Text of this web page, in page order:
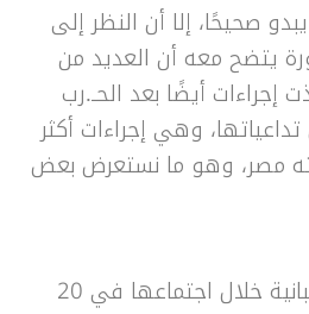
صحيحًا، إلا أن النظر إلى
يتضح معه أن العديد من
إجراءات أيضًا بعد الحـ.رب
وهي إجراءات أكثر
مصر، وهو ما نستعرض بعض
اتخذت الحكومة الإسبانية خلال اجتماعها في 20